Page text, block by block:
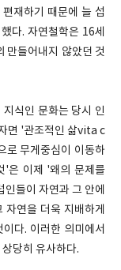
재하기 때문에 늘 섭
다. 자연철학은 16세
만들어내지 않았던 것
식인 문화는 당시 인
면 '관조적인 삶vita c
무게중심이 이동하
'은 이제 '왜의 문제를
들이 자연과 그 안에
연을 더욱 지배하게
다. 이러한 의미에서
당히 유사하다.